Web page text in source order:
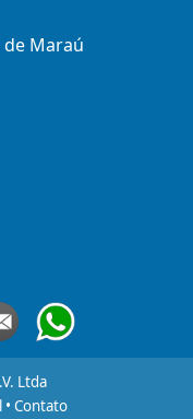
Maraú
Ltda
• Contato